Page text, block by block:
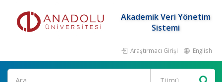
Akademik Veri Yönetim
Sistemi
Araştırmacı Girişi English
Ara